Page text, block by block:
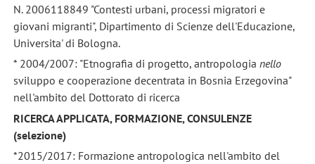
N. 2006118849 "Contesti urbani, processi migratori e
giovani migranti", Dipartimento di Scienze dell'Educazione,
Universita' di Bologna.
* 2004/2007: "Etnografia di progetto, antropologia nello
sviluppo e cooperazione decentrata in Bosnia Erzegovina"
nell'ambito del Dottorato di ricerca
RICERCA APPLICATA, FORMAZIONE, CONSULENZE
(selezione)
*2015/2017: Formazione antropologica nell'ambito del